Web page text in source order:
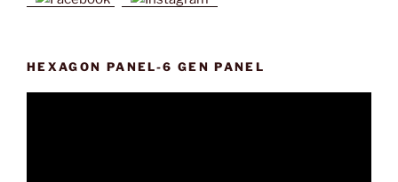
HEXAGON PANEL-6 GEN PANEL